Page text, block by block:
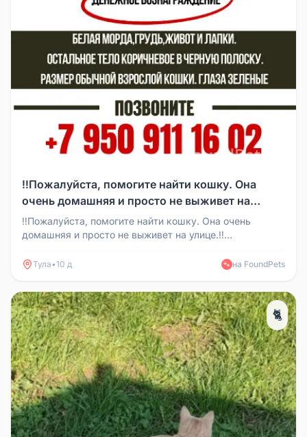
‼️Пожалуйста, помогите найти кошку. Она
очень домашняя и просто не выживет на
улице.‼️ г.Тула, Новомосковская 13.
+79509111602 +79955600916
‼️Пожалуйста, помогите найти кошку. Она очень
домашняя и просто не выживет на улице.‼️
Тула•10 д 🐾 на FoundPets
🐈